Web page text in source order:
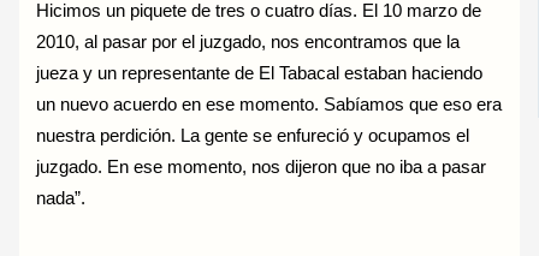
Hicimos un piquete de tres o cuatro días. El 10 marzo de
2010, al pasar por el juzgado, nos encontramos que la
jueza y un representante de El Tabacal estaban haciendo
un nuevo acuerdo en ese momento. Sabíamos que eso era
nuestra perdición. La gente se enfureció y ocupamos el
juzgado. En ese momento, nos dijeron que no iba a pasar
nada”.